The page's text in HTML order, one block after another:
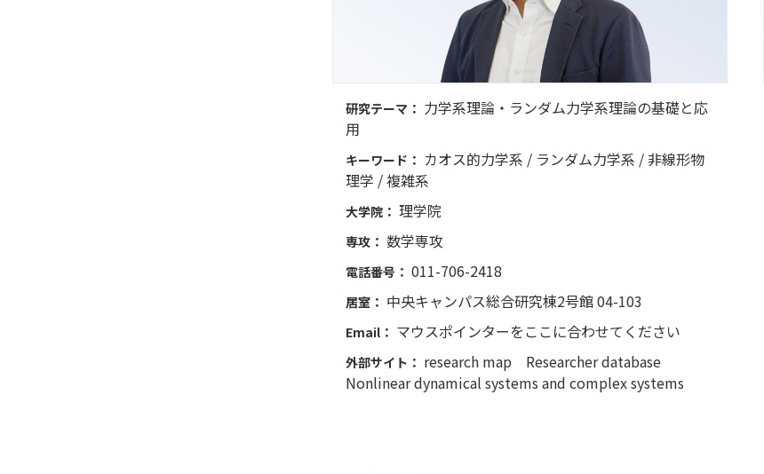
研究テーマ： 力学系理論・ランダム力学系理論の基礎と応
用
キーワード： カオス的力学系 / ランダム力学系 / 非線形物
理学 / 複雑系
大学院： 理学院
専攻： 数学専攻
電話番号： 011-706-2418
居室： 中央キャンパス総合研究棟2号館 04-103
Email： マウスポインターをここに合わせてください
外部サイト： research map
Researcher database
Nonlinear dynamical systems and complex systems